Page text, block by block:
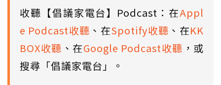
收聽【倡議家電台】Podcast：在Appl
e Podcast收聽 、在Spotify收聽 、在KK
BOX收聽 、在Google Podcast收聽 ，或
搜尋「倡議家電台」。